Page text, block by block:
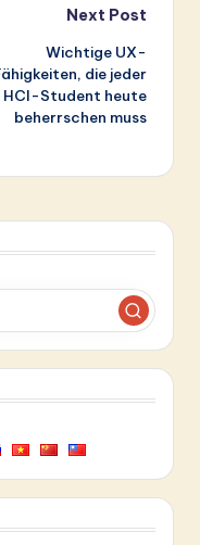
Next Post
Wichtige UX-
die jeder
HCI-Student heute
beherrschen muss